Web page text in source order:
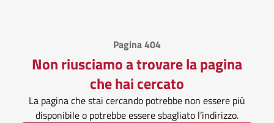
Pagina 404
Non riusciamo a trovare la pagina
che hai cercato
La pagina che stai cercando potrebbe non essere più
disponibile o potrebbe essere sbagliato l’indirizzo.